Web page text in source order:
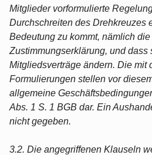
Mitglieder vorformulierte
Durchschreiten des Drehkreuzes
Bedeutung zu kommt, nämlich
Zustimmungserklärung, und dass
Mitgliedsverträge ändern. Die mit
Formulierungen stellen vor
allgemeine
Abs. 1 S. 1 BGB dar. Ein
nicht gegeben.
3.2. Die angegriffenen Klauseln